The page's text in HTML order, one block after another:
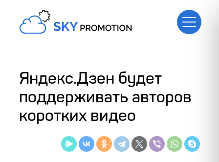
Яндекс.Дзен будет
поддерживать авторов
коротких видео